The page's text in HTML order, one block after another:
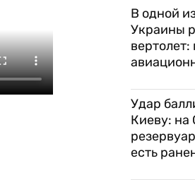
В одной
Украины
Удар
Киеву: на
есть